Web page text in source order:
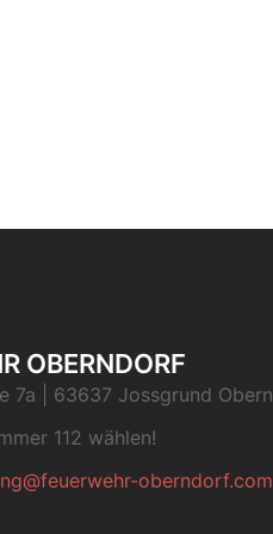
OBERNDORF
7a | 63637 Jossgrund
112 wählen!
oberndorf.com